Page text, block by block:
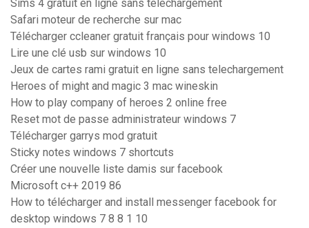
Sims 4 gratuit en ligne sans telechargement
Safari moteur de recherche sur mac
Télécharger ccleaner gratuit français pour windows 10
Lire une clé usb sur windows 10
Jeux de cartes rami gratuit en ligne sans telechargement
Heroes of might and magic 3 mac wineskin
How to play company of heroes 2 online free
Reset mot de passe administrateur windows 7
Télécharger garrys mod gratuit
Sticky notes windows 7 shortcuts
Créer une nouvelle liste damis sur facebook
Microsoft c++ 2019 86
How to télécharger and install messenger facebook for
desktop windows 7 8 8 1 10